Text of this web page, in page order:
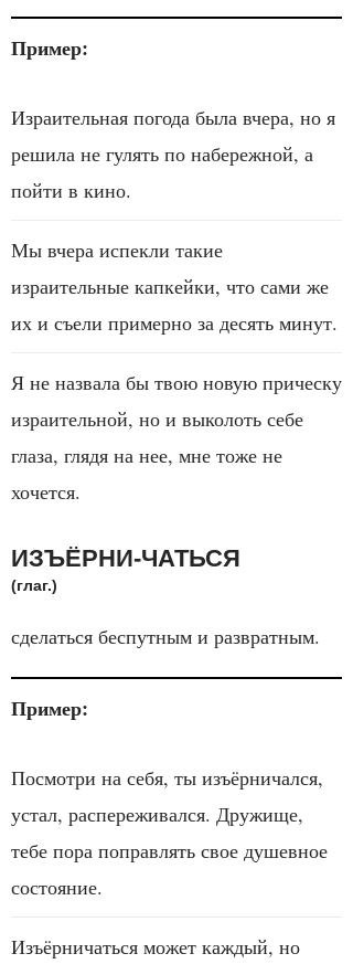
Пример:
Израительная погода была вчера, но я
решила не гулять по набережной, а
пойти в кино.
Мы вчера испекли такие
израительные капкейки, что сами же
их и съели примерно за десять минут.
Я не назвала бы твою новую прическу
израительной, но и выколоть себе
глаза, глядя на нее, мне тоже не
хочется.
ИЗЪЁРНИ-ЧАТЬСЯ
(глаг.)
сделаться беспутным и развратным.
Пример:
Посмотри на себя, ты изъёрничался,
устал, распереживался. Дружище,
тебе пора поправлять свое душевное
состояние.
Изъёрничаться может каждый, но